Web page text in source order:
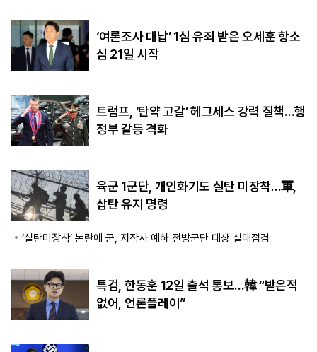
‘여론조사 대납’ 1심 유죄 받은 오세훈 항소
심 21일 시작
트럼프, ‘탄약 고갈’ 헤그세스 강력 질책…행
정부 갈등 격화
육군 1군단, 개인화기도 실탄 미장착…軍,
삽탄 유지 명령
‘실탄미장착’ 논란에 군, 지작사 예하 전방군단 대상 실태점검
특검, 한동훈 12일 출석 통보…韓 “받은적
없어, 언론플레이”